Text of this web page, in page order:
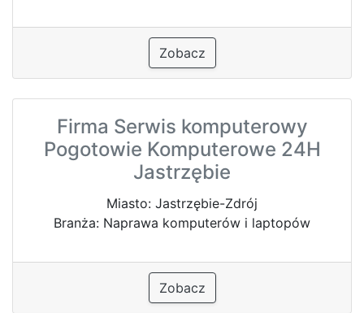
Zobacz
Firma Serwis komputerowy
Pogotowie Komputerowe 24H
Jastrzębie
Miasto: Jastrzębie-Zdrój
Branża: Naprawa komputerów i laptopów
Zobacz